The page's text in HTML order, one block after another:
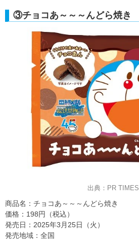
③チョコあ～～～んどら焼き
出典：PR TIMES
商品名：チョコあ～～～んどら焼き
価格：198円（税込）
発売日：2025年3月25日（火）
発売地域：全国